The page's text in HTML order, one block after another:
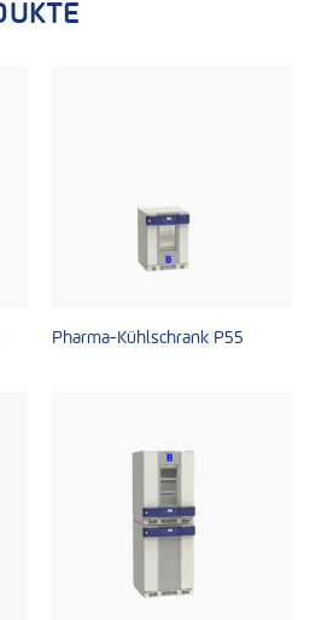
Pharma-Kühlschrank P55